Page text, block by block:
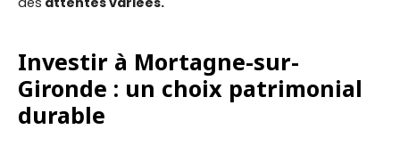
Investir à Mortagne-sur-
Gironde : un choix patrimonial
durable